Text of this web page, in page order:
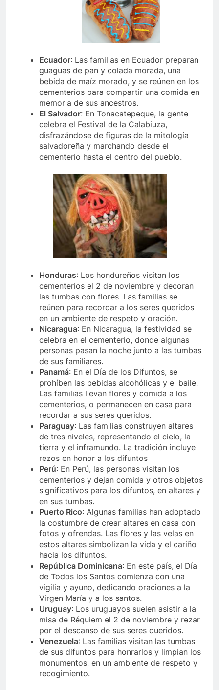
Ecuador: Las familias en Ecuador preparan
guaguas de pan y colada morada, una
bebida de maíz morado, y se reúnen en los
cementerios para compartir una comida en
memoria de sus ancestros.
El Salvador: En Tonacatepeque, la gente
celebra el Festival de la Calabiuza,
disfrazándose de figuras de la mitología
salvadoreña y marchando desde el
cementerio hasta el centro del pueblo.
Honduras: Los hondureños visitan los
cementerios el 2 de noviembre y decoran
las tumbas con flores. Las familias se
reúnen para recordar a los seres queridos
en un ambiente de respeto y oración.
Nicaragua: En Nicaragua, la festividad se
celebra en el cementerio, donde algunas
personas pasan la noche junto a las tumbas
de sus familiares.
Panamá: En el Día de los Difuntos, se
prohíben las bebidas alcohólicas y el baile.
Las familias llevan flores y comida a los
cementerios, o permanecen en casa para
recordar a sus seres queridos.
Paraguay: Las familias construyen altares
de tres niveles, representando el cielo, la
tierra y el inframundo. La tradición incluye
rezos en honor a los difuntos
Perú: En Perú, las personas visitan los
cementerios y dejan comida y otros objetos
significativos para los difuntos, en altares y
en sus tumbas.
Puerto Rico: Algunas familias han adoptado
la costumbre de crear altares en casa con
fotos y ofrendas. Las flores y las velas en
estos altares simbolizan la vida y el cariño
hacia los difuntos.
República Dominicana: En este país, el Día
de Todos los Santos comienza con una
vigilia y ayuno, dedicando oraciones a la
Virgen María y a los santos.
Uruguay: Los uruguayos suelen asistir a la
misa de Réquiem el 2 de noviembre y rezar
por el descanso de sus seres queridos.
Venezuela: Las familias visitan las tumbas
de sus difuntos para honrarlos y limpian los
monumentos, en un ambiente de respeto y
recogimiento.